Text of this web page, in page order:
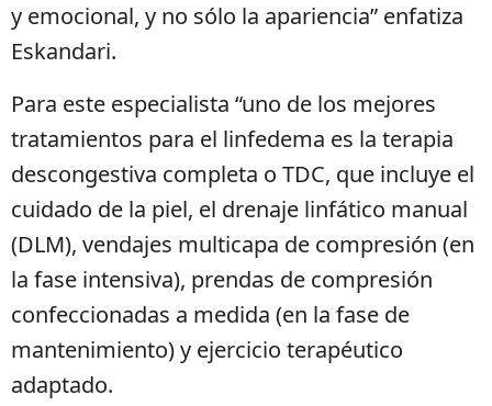
y emocional, y no sólo la apariencia” enfatiza
Eskandari.
Para este especialista “uno de los mejores
tratamientos para el linfedema es la terapia
descongestiva completa o TDC, que incluye el
cuidado de la piel, el drenaje linfático manual
(DLM), vendajes multicapa de compresión (en
la fase intensiva), prendas de compresión
confeccionadas a medida (en la fase de
mantenimiento) y ejercicio terapéutico
adaptado.